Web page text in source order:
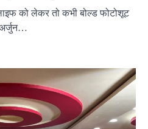
को लेकर तो कभी बोल्ड फोटोशूट